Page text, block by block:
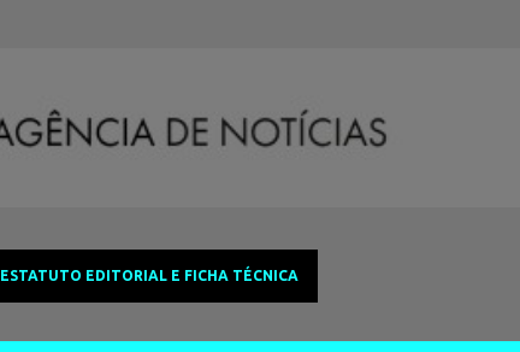
ESTATUTO EDITORIAL E FICHA TÉCNICA